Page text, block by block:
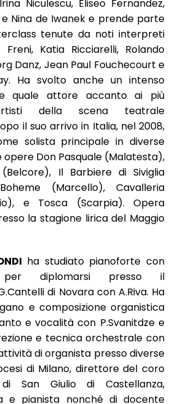
Niculescu, Eliseo Fernandez,
Nina de Iwanek e prende parte
tenute da noti interpreti
Katia Ricciarelli, Rolando
Danz, Jean Paul Fouchecourt e
Ha svolto anche un intenso
quale attore accanto ai più
della scena teatrale
il suo arrivo in Italia, nel 2008,
solista principale in diverse
opere Don Pasquale (Malatesta),
(Belcore), Il Barbiere di Siviglia
(Marcello), Cavalleria
e Tosca (Scarpia). Opera
la stagione lirica del Maggio
ha studiato pianoforte con
per diplomarsi presso il
di Novara con A.Riva. Ha
e composizione organistica
e vocalità con P.Svanitdze e
e tecnica orchestrale con
di organista presso diverse
di Milano, direttore del coro
San Giulio di Castellanza,
e pianista nonché di docente